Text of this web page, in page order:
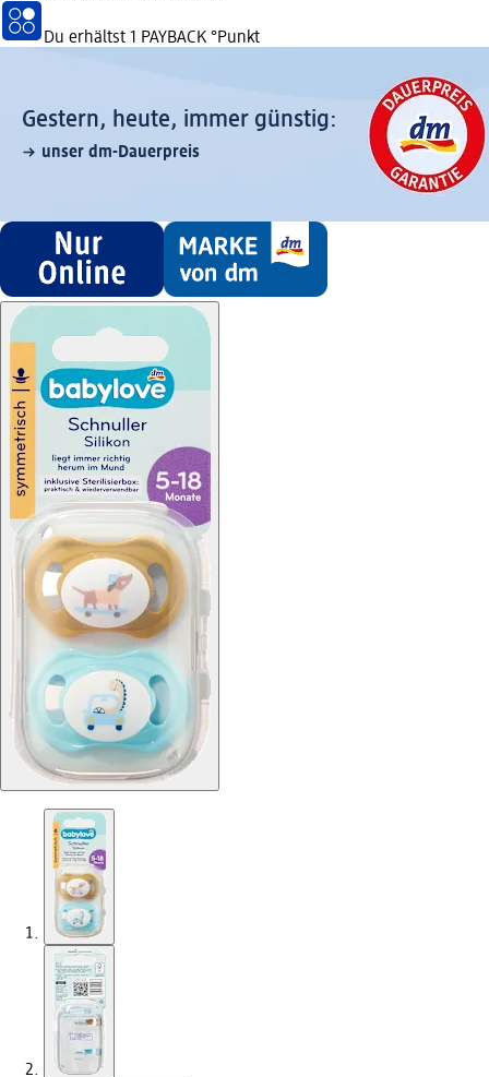
Du erhältst 1 PAYBACK °Punkt
Gestern, heute, immer günstig:
unser dm-Dauerpreis